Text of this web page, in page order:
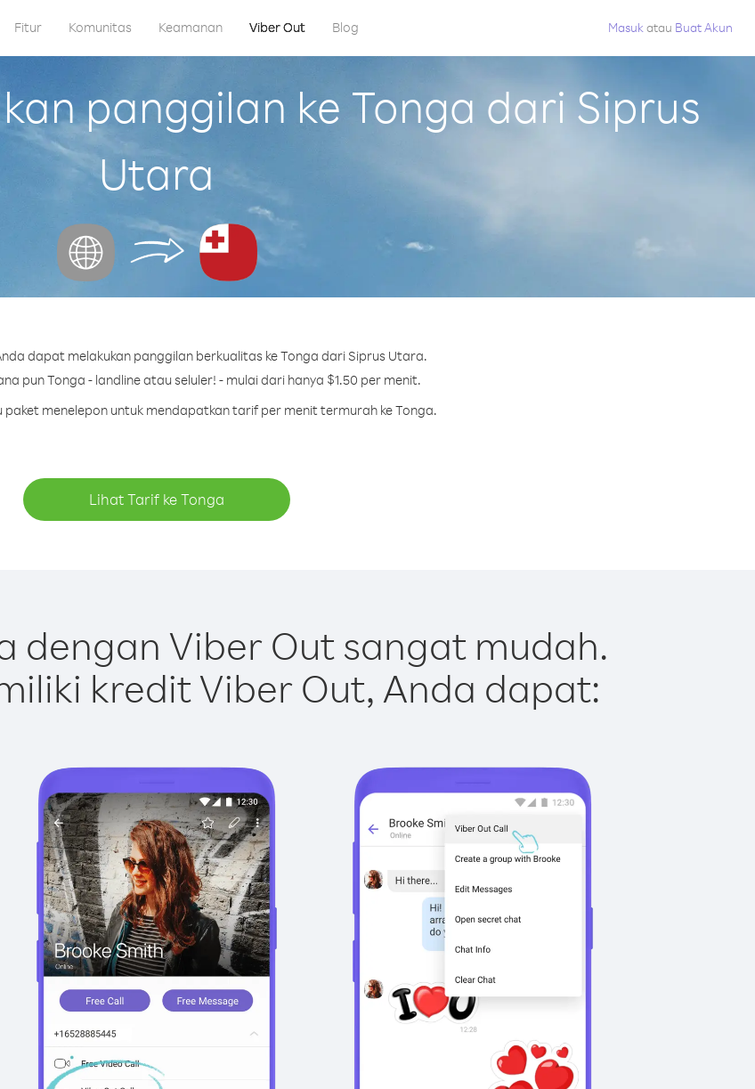
Fitur Komunitas Keamanan Viber Out Blog Masuk atau Buat Akun
panggilan ke Tonga dari Siprus
Utara
dapat melakukan panggilan berkualitas ke Tonga dari Siprus Utara.
pun Tonga - landline atau seluler! - mulai dari hanya $1.50 per menit.
paket menelepon untuk mendapatkan tarif per menit termurah ke Tonga.
Lihat Tarif ke Tonga
dengan Viber Out sangat mudah.
kredit Viber Out, Anda dapat: